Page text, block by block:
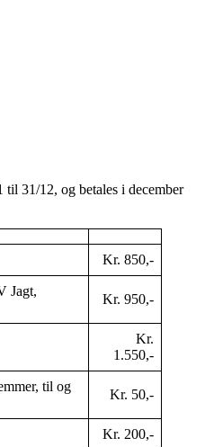
31/12, og betales i december
Kr. 850,-
Jagt,
Kr. 950,-
Kr.
1.550,-
til og
Kr. 50,-
Kr. 200,-